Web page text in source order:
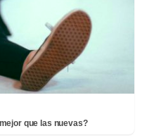
que las nuevas?